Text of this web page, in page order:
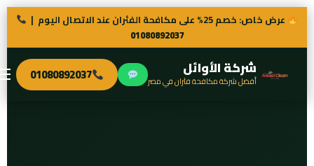
عرض خاص: خصم 25% على مكافحة الفئران عند الاتصال اليوم |
01080892037
شركة الأوائل
أفضل شركة مكافحة فئران في مصر 01080892037